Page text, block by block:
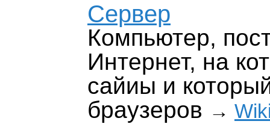
Сервер
Компьютер,
Интернет, на
сайиы и
браузеров →